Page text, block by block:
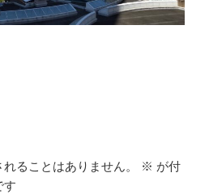
ることはありません。 ※ が付
す